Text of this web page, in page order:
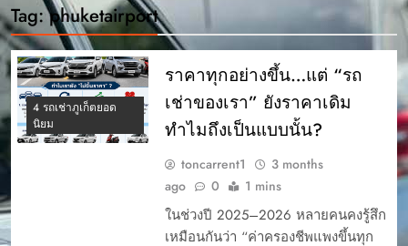
Tag:phuketairport
4 รถเช่าภูเก็ตยอด
นิยม
ราคาทุกอย่างขึ้น…แต่ “รถ
เช่าของเรา” ยังราคาเดิม
ทำไมถึงเป็นแบบนั้น?
toncarrent1
3 months
ago
0 1 mins
ในช่วงปี 2025–2026 หลายคนคงรู้สึก
เหมือนกันว่า “ค่าครองชีพแพงขึ้นทุก